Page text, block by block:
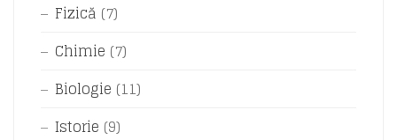
Fizică (7)
Chimie (7)
Biologie (11)
Istorie (9)